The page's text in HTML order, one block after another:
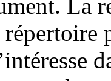
La